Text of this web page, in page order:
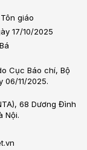
giáo
17/10/2025
Cục Báo chí, Bộ
06/11/2025.
68 Dương Đình
Nội.